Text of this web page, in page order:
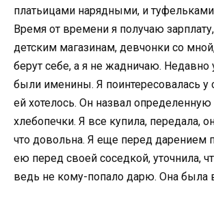
платьицами нарядными, и
Время от времени я получаю
детским магазинам, девчонки со
берут себе, а я не жадничаю. Недавно
были именины. Я поинтересовалась у
ей хотелось. Он назвал
хлебопечки. Я все купила, передала,
что довольна. Я еще перед дарением
ею перед своей соседкой, уточнила,
ведь не кому-попало дарю. Она была